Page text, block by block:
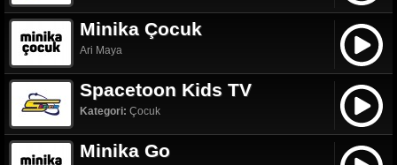
Minika Çocuk
Ari Maya
Spacetoon Kids TV
Kategori: Çocuk
Minika Go